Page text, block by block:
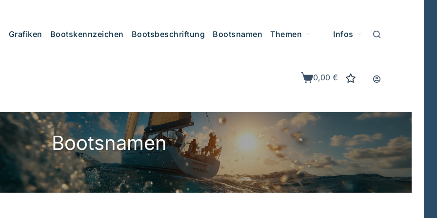
Grafiken Bootskennzeichen Bootsbeschriftung Bootsnamen Themen Infos
Warenkorb
0,00€
Bootsnamen